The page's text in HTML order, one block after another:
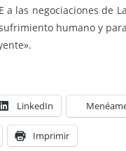
las negociaciones de
humano y
LinkedIn
Imprimir